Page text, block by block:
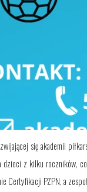
się akademii
dzieci z kilku roczników,
Certyfikacji PZPN, a